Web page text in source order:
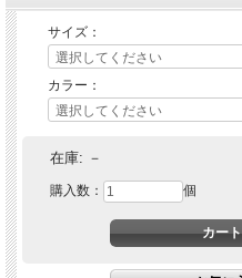
VANS(バンズ) MTE
サイズ：
カラー：
在庫: －
購入数： 個